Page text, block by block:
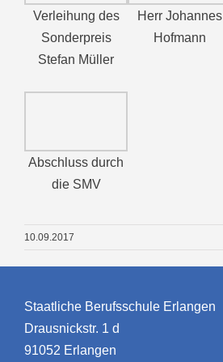
Verleihung des
Sonderpreis
Stefan Müller
Herr Johannes
Hofmann
Abschluss durch
die SMV
10.09.2017
Staatliche Berufsschule Erlangen
Drausnickstr. 1 d
91052 Erlangen